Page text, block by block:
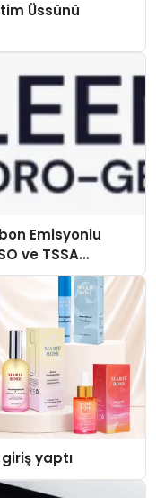
Üssünü
Emisyonlu
ve TSSA
yaptı